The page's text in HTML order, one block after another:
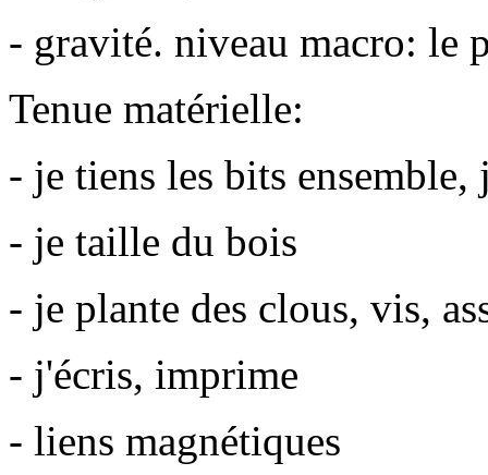
- gravité. niveau macro: le
Tenue matérielle:
- je tiens les bits ensemble,
- je taille du bois
- je plante des clous, vis,
- j'écris, imprime
- liens magnétiques